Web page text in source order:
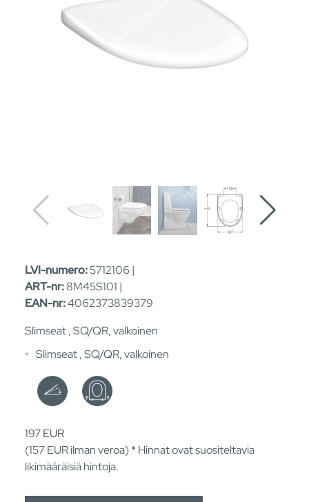
LVI-numero:5712106 |
ART-nr:8M45S101 |
EAN-nr:4062373839379
Slimseat , SQ/QR, valkoinen
Slimseat , SQ/QR, valkoinen
197EUR
(157EURilman veroa) * Hinnat ovat suositeltavia
likimääräisiä hintoja.